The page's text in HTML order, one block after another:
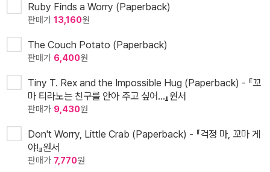
Ruby Finds a Worry (Paperback)
판매가 13,160원
The Couch Potato (Paperback)
판매가 6,400원
Tiny T. Rex and the Impossible Hug (Paperback) - 『꼬
마 티라노는 친구를 안아 주고 싶어…』원서
판매가 9,430원
Don't Worry, Little Crab (Paperback) - 『걱정 마, 꼬마 게
야!』원서
판매가 7,770원